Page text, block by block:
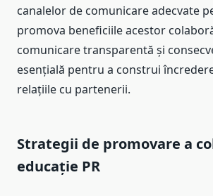
canalelor de comunicare adecvate
promova beneficiile acestor
comunicare transparentă și
esențială pentru a construi
relațiile cu partenerii.
Strategii de promovare a
educație PR